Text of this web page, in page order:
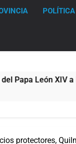
POLÍTICA
León XIV a la
protectores,